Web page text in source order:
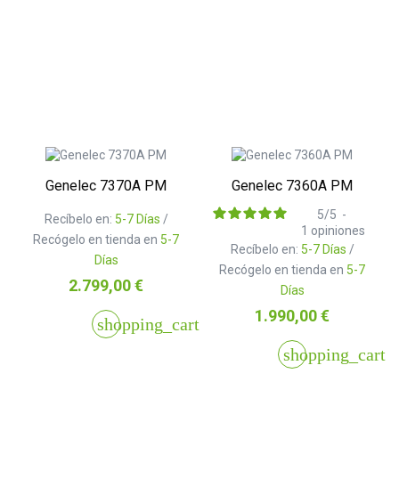
Genelec 7370A PM
Recíbelo en: 5-7 Días /
Recógelo en tienda en 5-7
Días
Precio
2.799,00 €
shopping_cart
Genelec 7360A PM
Recíbelo en: 5-7 Días /
Recógelo en tienda en 5-7
Días
5/5 -
1 opiniones
Precio
1.990,00 €
shopping_cart